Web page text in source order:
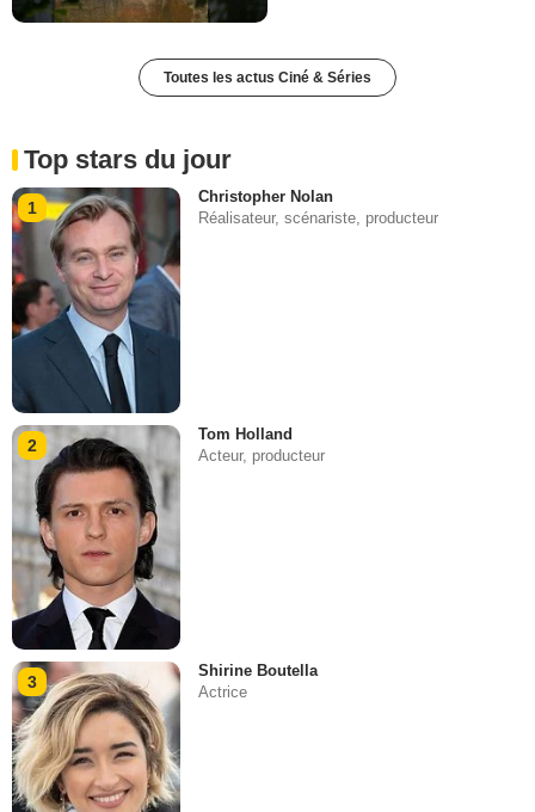
Toutes les actus Ciné & Séries
Top stars du jour
1
Christopher Nolan
Réalisateur, scénariste, producteur
2
Tom Holland
Acteur, producteur
3
Shirine Boutella
Actrice